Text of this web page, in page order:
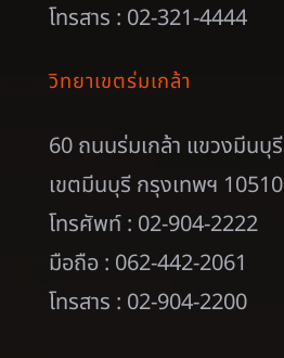
โทรสาร : 02-321-4444
วิทยาเขตร่มเกล้า
60 ถนนร่มเกล้า แขวงมีนบุรี
เขตมีนบุรี กรุงเทพฯ 10510
โทรศัพท์ : 02-904-2222
มือถือ : 062-442-2061
โทรสาร : 02-904-2200